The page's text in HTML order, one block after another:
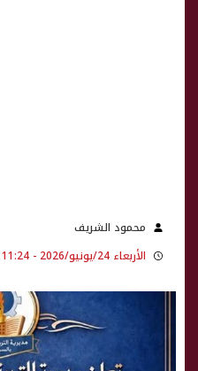
محمود الشريف
الأربعاء 24/يونيو/2026 - 11:24 ص